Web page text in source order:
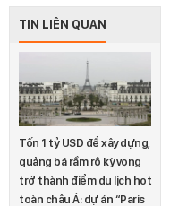
TIN LIÊN QUAN
Tốn 1 tỷ USD để xây dựng,
quảng bá rầm rộ kỳ vọng
trở thành điểm du lịch hot
toàn châu Á: dự án “Paris